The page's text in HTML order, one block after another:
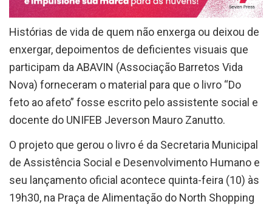
Histórias de vida de quem não enxerga ou deixou de
enxergar, depoimentos de deficientes visuais que
participam da ABAVIN (Associação Barretos Vida
Nova) forneceram o material para que o livro “Do
feto ao afeto” fosse escrito pelo assistente social e
docente do UNIFEB Jeverson Mauro Zanutto.
de Assistência Social e Desenvolvimento Humano e
seu lançamento oficial acontece quinta-feira (10) às
19h30, na Praça de Alimentação do North Shopping
Barretos, com apresentação da BANDAVIN, que